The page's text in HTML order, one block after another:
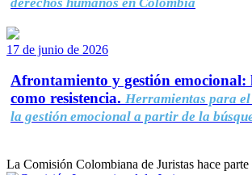
17 de junio de 2026
Afrontamiento y gestión emocional:
como resistencia. Herramientas para
la gestión emocional a partir de la
La Comisión Colombiana de Juristas hace parte